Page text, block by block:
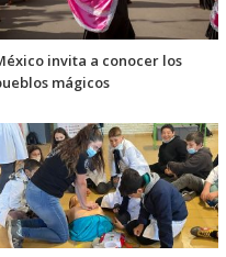
invita a conocer los
mágicos